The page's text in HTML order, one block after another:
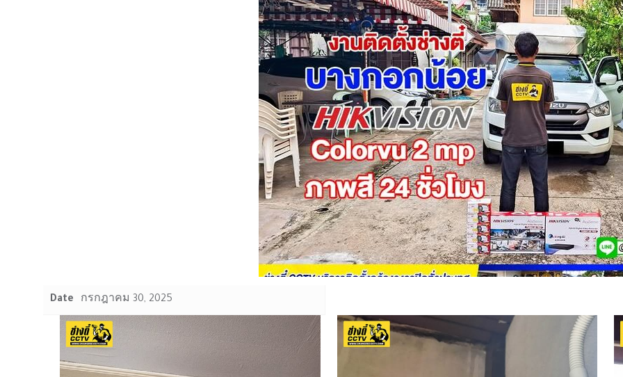
Date กรกฎาคม 30, 2025